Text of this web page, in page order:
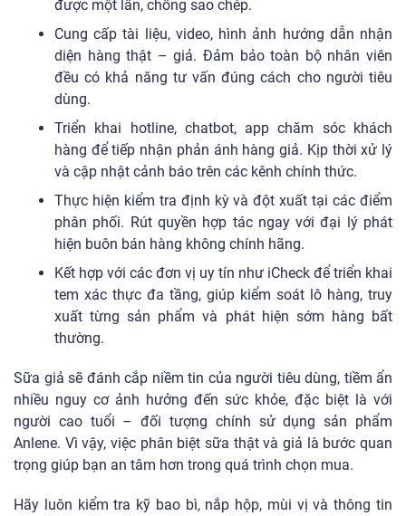
được một lần, chống sao chép.
Cung cấp tài liệu, video, hình ảnh hướng dẫn nhận
diện hàng thật – giả. Đảm bảo toàn bộ nhân viên
đều có khả năng tư vấn đúng cách cho người tiêu
dùng.
Triển khai hotline, chatbot, app chăm sóc khách
hàng để tiếp nhận phản ánh hàng giả. Kịp thời xử lý
và cập nhật cảnh báo trên các kênh chính thức.
Thực hiện kiểm tra định kỳ và đột xuất tại các điểm
phân phối. Rút quyền hợp tác ngay với đại lý phát
hiện buôn bán hàng không chính hãng.
Kết hợp với các đơn vị uy tín như iCheck để triển khai
tem xác thực đa tầng, giúp kiểm soát lô hàng, truy
xuất từng sản phẩm và phát hiện sớm hàng bất
thường.
Sữa giả sẽ đánh cắp niềm tin của người tiêu dùng, tiềm ẩn
nhiều nguy cơ ảnh hưởng đến sức khỏe, đặc biệt là với
người cao tuổi – đối tượng chính sử dụng sản phẩm
Anlene. Vì vậy, việc phân biệt sữa thật và giả là bước quan
trọng giúp bạn an tâm hơn trong quá trình chọn mua.
Hãy luôn kiểm tra kỹ bao bì, nắp hộp, mùi vị và thông tin